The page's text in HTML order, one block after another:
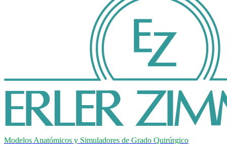
Modelos Anatómicos y Simuladores de Grado Quirúrgico